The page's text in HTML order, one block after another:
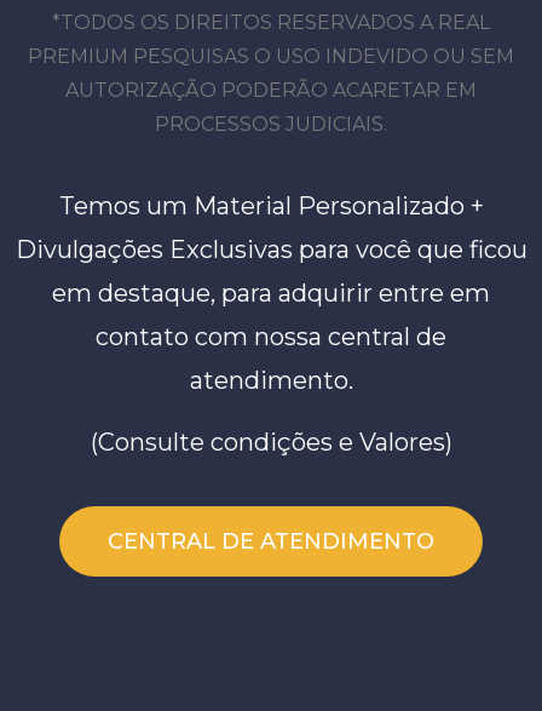
*TODOS OS DIREITOS RESERVADOS A REAL
PREMIUM PESQUISAS O USO INDEVIDO OU SEM
AUTORIZAÇÃO PODERÃO ACARETAR EM
PROCESSOS JUDICIAIS.
Temos um Material Personalizado +
Divulgações Exclusivas para você que ficou
em destaque, para adquirir entre em
contato com nossa central de
atendimento.
(Consulte condições e Valores)
CENTRAL DE ATENDIMENTO